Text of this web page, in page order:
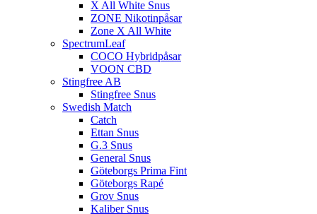
X All White Snus
ZONE Nikotinpåsar
Zone X All White
SpectrumLeaf
COCO Hybridpåsar
VOON CBD
Stingfree AB
Stingfree Snus
Swedish Match
Catch
Ettan Snus
G.3 Snus
General Snus
Göteborgs Prima Fint
Göteborgs Rapé
Grov Snus
Kaliber Snus